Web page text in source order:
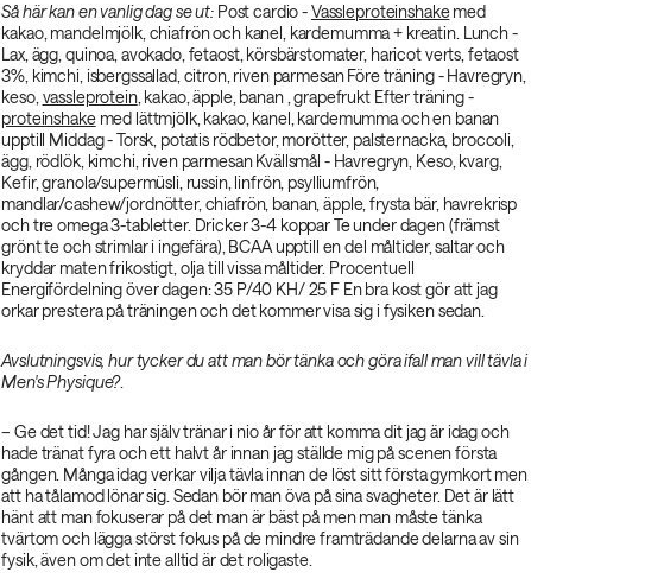
Så här kan en vanlig dag se ut: Post cardio -Vassleproteinshakemed
kakao, mandelmjölk, chiafrön och kanel, kardemumma + kreatin. Lunch -
Lax, ägg, quinoa, avokado, fetaost, körsbärstomater, haricot verts, fetaost
3%, kimchi, isbergssallad, citron, riven parmesan Före träning - Havregryn,
keso, vassleprotein, kakao, äpple, banan , grapefrukt Efter träning -
proteinshakemed lättmjölk, kakao, kanel, kardemumma och en banan
upptill Middag - Torsk, potatis rödbetor, morötter, palsternacka, broccoli,
ägg, rödlök, kimchi, riven parmesan Kvällsmål - Havregryn, Keso, kvarg,
Kefir, granola/supermüsli, russin, linfrön, psylliumfrön,
mandlar/cashew/jordnötter, chiafrön, banan, äpple, frysta bär, havrekrisp
och tre omega 3-tabletter. Dricker 3-4 koppar Te under dagen (främst
grönt te och strimlar i ingefära), BCAA upptill en del måltider, saltar och
kryddar maten frikostigt, olja till vissa måltider. Procentuell
Energifördelning över dagen: 35 P/40 KH/ 25 F En bra kost gör att jag
orkar prestera på träningen och det kommer visa sig i fysiken sedan.
Avslutningsvis, hur tycker du att man bör tänka och göra ifall man vill tävla i
Men's Physique?.
– Ge det tid! Jag har själv tränar i nio år för att komma dit jag är idag och
hade tränat fyra och ett halvt år innan jag ställde mig på scenen första
gången. Många idag verkar vilja tävla innan de löst sitt första gymkort men
att ha tålamod lönar sig. Sedan bör man öva på sina svagheter. Det är lätt
hänt att man fokuserar på det man är bäst på men man måste tänka
tvärtom och lägga störst fokus på de mindre framträdande delarna av sin
fysik, även om det inte alltid är det roligaste.